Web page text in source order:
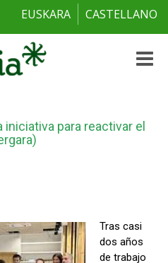
EUSKARA CASTELLANO
Toggle
iniciativa para reactivar el
Tras casi
dos años
de trabajo